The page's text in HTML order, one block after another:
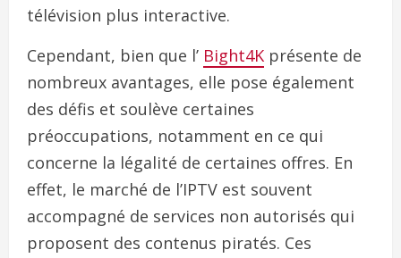
télévision plus interactive.
Cependant, bien que l’ Bight4K présente de
nombreux avantages, elle pose également
des défis et soulève certaines
préoccupations, notamment en ce qui
concerne la légalité de certaines offres. En
effet, le marché de l’IPTV est souvent
accompagné de services non autorisés qui
proposent des contenus piratés. Ces